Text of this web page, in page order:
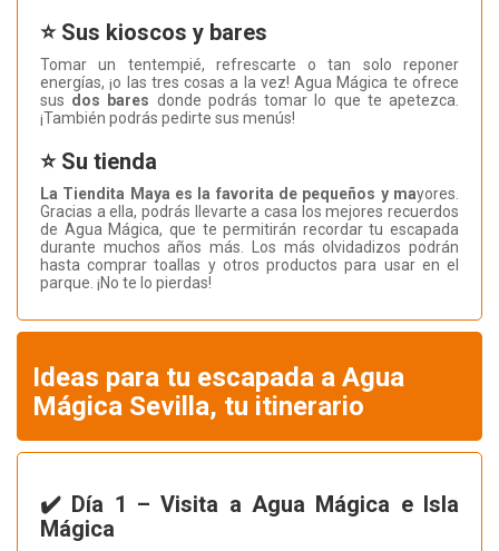
⭐ Sus kioscos y bares
Tomar un tentempié, refrescarte o tan solo reponer
energías, ¡o las tres cosas a la vez! Agua Mágica te ofrece
sus dos bares donde podrás tomar lo que te apetezca.
¡También podrás pedirte sus menús!
⭐ Su tienda
La Tiendita Maya es la favorita de pequeños y mayores.
Gracias a ella, podrás llevarte a casa los mejores recuerdos
de Agua Mágica, que te permitirán recordar tu escapada
durante muchos años más. Los más olvidadizos podrán
hasta comprar toallas y otros productos para usar en el
parque. ¡No te lo pierdas!
Ideas para tu escapada a Agua
Mágica Sevilla, tu itinerario
✔️ Día 1 – Visita a Agua Mágica e Isla
Mágica